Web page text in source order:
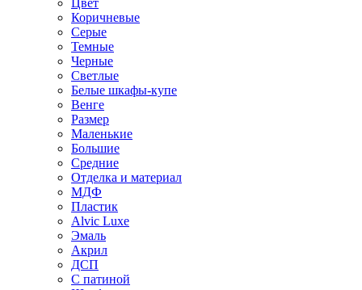
Цвет
Коричневые
Серые
Темные
Черные
Светлые
Белые шкафы-купе
Венге
Размер
Маленькие
Большие
Средние
Отделка и материал
МДФ
Пластик
Alvic Luxe
Эмаль
Акрил
ДСП
С патиной